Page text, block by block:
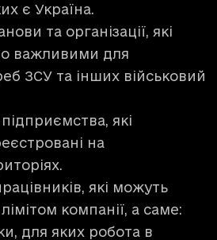
є Україна.
та організації, які
важливими для
ЗСУ та інших військовий
які
на
які можуть
компанії, а саме:
для яких робота в